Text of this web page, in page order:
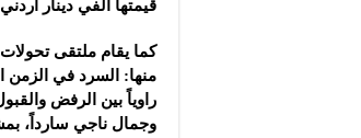
قيمتها ألفي دينار أردني (حوالي 3
كما يقام ملتقى
منها: السرد في الزمن
راوياً بين الرفض
وجمال ناجي سارداً،